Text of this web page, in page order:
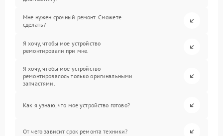
Мне нужен срочный ремонт. Сможете
сделать?
Я хочу, чтобы мое устройство
ремонтировали при мне.
Я хочу, чтобы мое устройство
ремонтировалось только оригинальными
запчастями.
Как я узнаю, что мое устройство готово?
От чего зависит срок ремонта техники?